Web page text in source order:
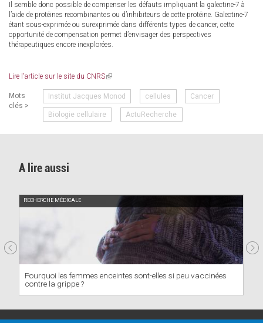
Il semble donc possible de compenser les défauts impliquant la galectine-7 à
l’aide de protéines recombinantes ou d’inhibiteurs de cette protéine. Galectine-7
étant sous-exprimée ou surexprimée dans différents types de cancer, cette
opportunité de compensation permet d’envisager des perspectives
thérapeutiques encore inexplorées.
Lire l'article sur le site du CNRS(link
external)
Mots
clés >
Institut Jacques Monod cellules Cancer
Biologie cellulaire ActuRecherche
A lire aussi
RECHERCHE MÉDICALE
Pourquoi les femmes enceintes sont-elles si peu vaccinées
contre la grippe ?